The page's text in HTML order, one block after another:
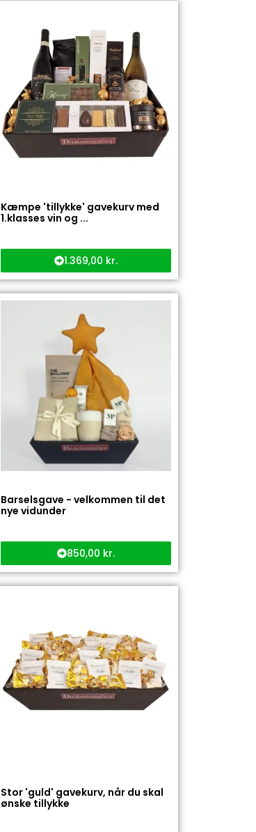
Kæmpe 'tillykke' gavekurv med
1.klasses vin og ...
1.369,00 kr.
Barselsgave - velkommen til det
nye vidunder
850,00 kr.
Stor 'guld' gavekurv, når du skal
ønske tillykke